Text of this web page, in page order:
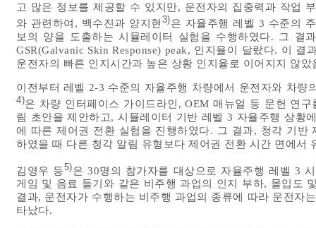
고 많은 정보를 제공할 수 있지만, 운전자의 집중력과 작업
와 관련하여, 백수진과 양지현 3)은 자율주행 레벨 3 수준의
보의 양을 도출하는 시뮬레이터 실험을 수행하였다. 그 결
GSR(Galvanic Skin Response) peak, 인지율이 달랐다. 이
운전자의 빠른 인지시간과 높은 상황 인지율로 이어지지 않았
이전부터 레벨 2-3 수준의 자율주행 차량에서 운전자와 차
4)은 차량 인터페이스 가이드라인, OEM 매뉴얼 등 문헌 연
림 초안을 제안하고, 시뮬레이터 기반 레벨 3 자율주행 상황
에 따른 제어권 전환 실험을 진행하였다. 그 결과, 청각 기
하였을 때 다른 청각 알림 유형보다 제어권 전환 시간 면에서
김영우 등5)은 30명의 참가자를 대상으로 자율주행 레벨 3
게임 및 음료 들기와 같은 비주행 과업의 인지 부하, 몰입도
결과, 운전자가 수행하는 비주행 과업의 종류에 따라 운전자
타났다.